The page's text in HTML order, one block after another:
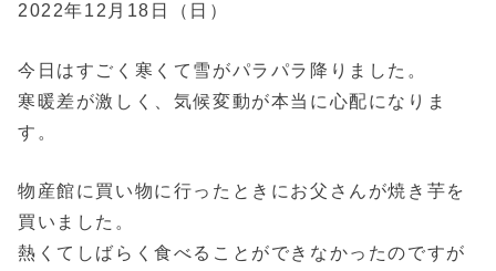
2022年12月18日（日）
今日はすごく寒くて雪がパラパラ降りました。
寒暖差が激しく、気候変動が本当に心配になりま
す。
物産館に買い物に行ったときにお父さんが焼き芋を
買いました。
熱くてしばらく食べることができなかったのですが